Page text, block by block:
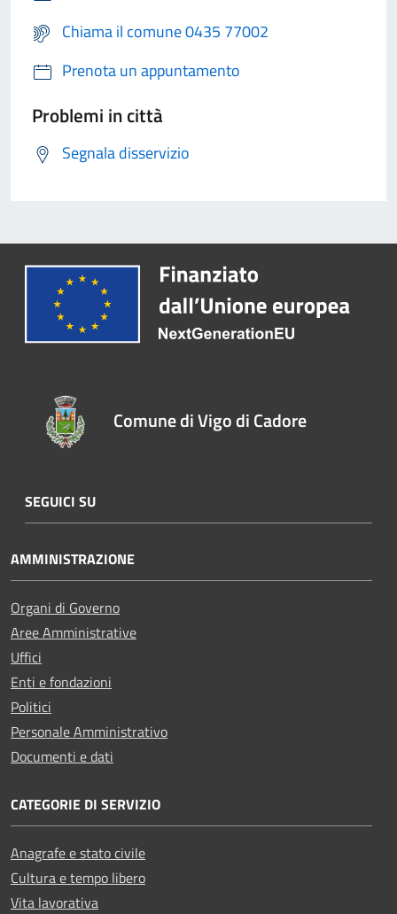
Chiama il comune 0435 77002
Prenota un appuntamento
Problemi in città
Segnala disservizio
Comune di Vigo di Cadore
SEGUICI SU
AMMINISTRAZIONE
Organi di Governo
Aree Amministrative
Uffici
Enti e fondazioni
Politici
Personale Amministrativo
Documenti e dati
CATEGORIE DI SERVIZIO
Anagrafe e stato civile
Cultura e tempo libero
Vita lavorativa